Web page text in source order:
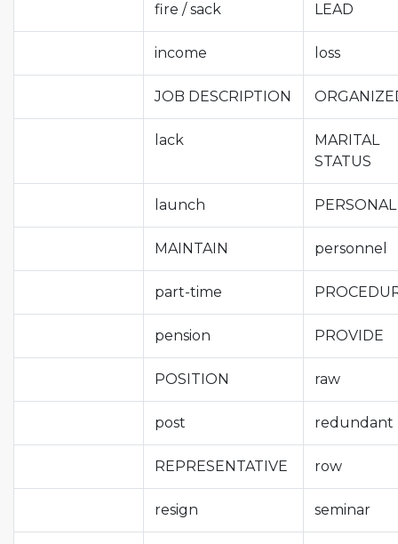
fire / sack LEAD
income loss
JOB DESCRIPTION
lack
MARITAL
STATUS
launch PERSONAL
MAINTAIN personnel
part-time
pension PROVIDE
POSITION raw
post redundant
REPRESENTATIVE row
resign seminar